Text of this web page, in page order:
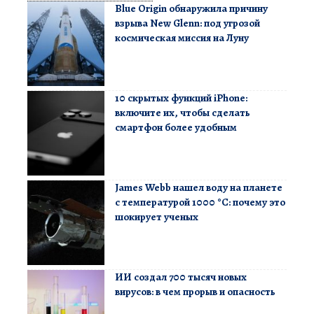
Blue Origin обнаружила причину
взрыва New Glenn: под угрозой
космическая миссия на Луну
10 скрытых функций iPhone:
включите их, чтобы сделать
смартфон более удобным
James Webb нашел воду на планете
с температурой 1000 °C: почему это
шокирует ученых
ИИ создал 700 тысяч новых
вирусов: в чем прорыв и опасность